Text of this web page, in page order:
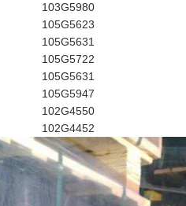
103G5980
105G5623
105G5631
105G5722
105G5631
105G5947
102G4550
102G4452